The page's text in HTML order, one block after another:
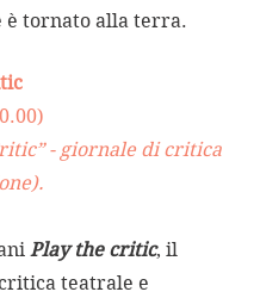
è tornato alla terra.
- giornale di critica
Play the critic, il
teatrale e